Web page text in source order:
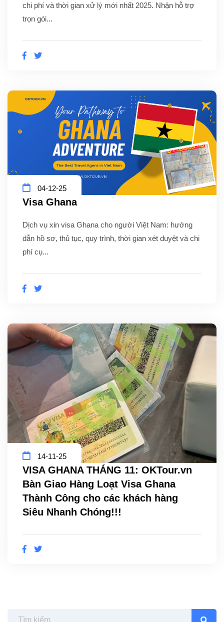
chi phí và thời gian xử lý mới nhất 2025. Nhận hỗ trợ
trọn gói...
04-12-25
Visa Ghana
Dịch vụ xin visa Ghana cho người Việt Nam: hướng
dẫn hồ sơ, thủ tục, quy trình, thời gian xét duyệt và chi
phí cụ...
14-11-25
VISA GHANA THÁNG 11: OKTour.vn
Bàn Giao Hàng Loạt Visa Ghana
Thành Công cho các khách hàng
Siêu Nhanh Chóng!!!